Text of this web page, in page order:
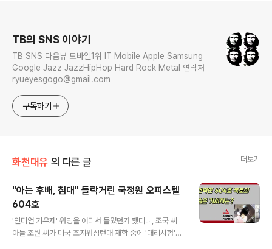
TB의 SNS 이야기
TB SNS 다음뷰 모바일1위 IT Mobile Apple Samsung
Google Jazz JazzHipHop Hard Rock Metal 연락처
ryueyesgogo@gmail.com
구독하기
화천대유 의 다른 글 더보기
"아는 후배, 침대" 들락거린 국정원 오피스텔
604호
'인디언 기우제' 워딩을 어디서 들었던가 했더니, 조국 씨
아들 조원 씨가 미국 조지워싱턴대 재학 중에 '대리시험'을